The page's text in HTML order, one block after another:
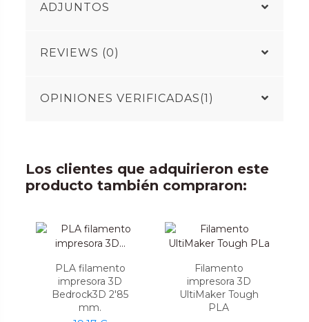
ADJUNTOS
REVIEWS (0)
OPINIONES VERIFICADAS(1)
Los clientes que adquirieron este
producto también compraron:
PLA filamento
impresora 3D
Bedrock3D 2'85
mm.
Filamento
impresora 3D
UltiMaker Tough
PLA